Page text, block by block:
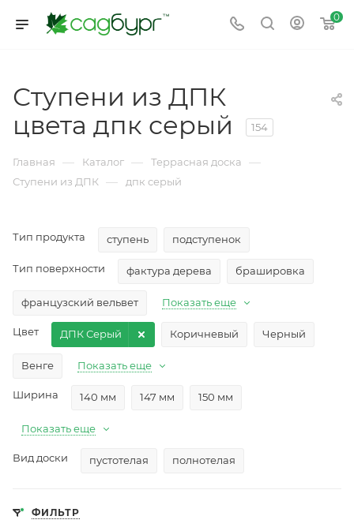
0
Ступени из ДПК
цвета дпк серый
154
Главная — Каталог — Террасная доска —
Ступени из ДПК — дпк серый
Тип продукта ступень подступенок
Тип поверхности фактура дерева брашировка
французский вельвет Показать еще
Цвет Коричневый Черный
Венге
ДПК Серый
Показать еще
Ширина 140 мм 147 мм 150 мм
Показать еще
Вид доски пустотелая полнотелая
ФИЛЬТР